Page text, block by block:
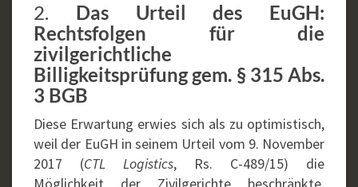
2. Das Urteil des EuGH:
Rechtsfolgen für die
zivilgerichtliche
Billigkeitsprüfung gem. § 315 Abs.
3 BGB
Diese Erwartung erwies sich als zu optimistisch,
weil der EuGH in seinem Urteil vom 9. November
2017 (CTL Logistics, Rs. C-489/15) die